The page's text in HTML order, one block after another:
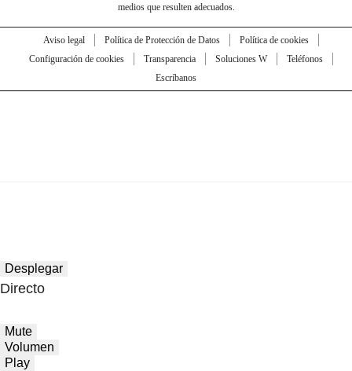
medios que resulten adecuados.
Aviso legal Política de Protección de Datos
Política de cookies
Configuración de cookies
Transparencia Soluciones W
Teléfonos
Escríbanos
Desplegar
Directo
Mute
Volumen
Play